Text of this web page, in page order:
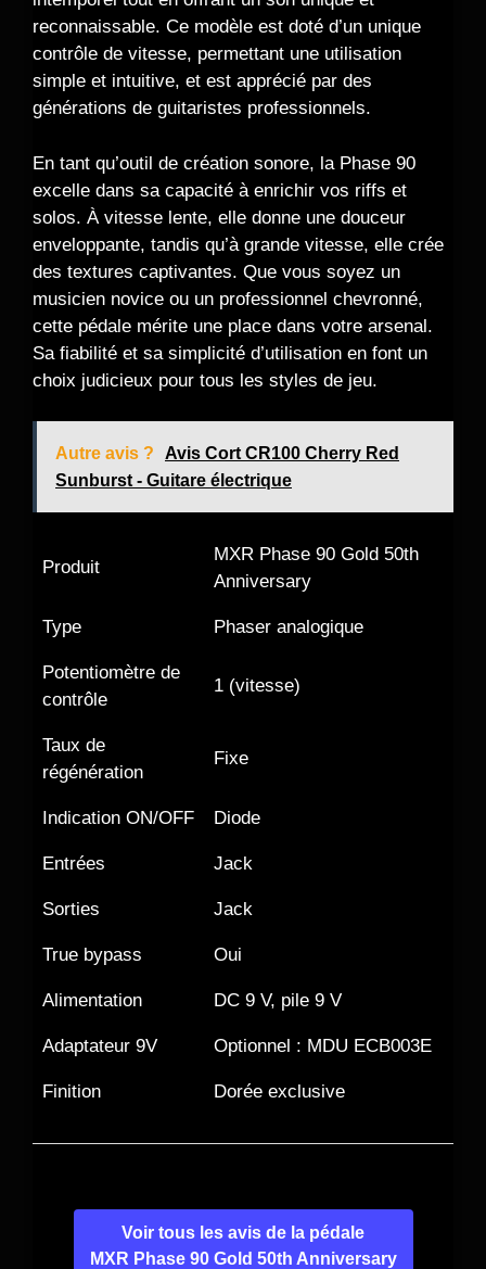
reconnaissable. Ce modèle est doté d’un unique
contrôle de vitesse, permettant une utilisation
simple et intuitive, et est apprécié par des
générations de guitaristes professionnels.
En tant qu’outil de création sonore, la Phase 90
excelle dans sa capacité à enrichir vos riffs et
solos. À vitesse lente, elle donne une douceur
enveloppante, tandis qu’à grande vitesse, elle crée
des textures captivantes. Que vous soyez un
musicien novice ou un professionnel chevronné,
cette pédale mérite une place dans votre arsenal.
Sa fiabilité et sa simplicité d’utilisation en font un
choix judicieux pour tous les styles de jeu.
Autre avis ?
Avis Cort CR100 Cherry Red
Sunburst - Guitare électrique
Produit
MXR Phase 90 Gold 50th
Anniversary
Type Phaser analogique
Potentiomètre de
contrôle
1 (vitesse)
Taux de
régénération
Fixe
Indication ON/OFF Diode
Entrées Jack
Sorties Jack
True bypass Oui
Alimentation DC 9 V, pile 9 V
Adaptateur 9V Optionnel : MDU ECB003E
Finition Dorée exclusive
Voir tous les avis de la pédale
MXR Phase 90 Gold 50th Anniversary